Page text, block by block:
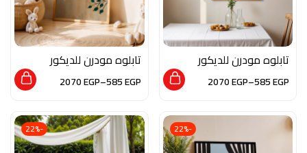
تابلوه مودرن للديكور
من الخشب الطبيعي
والزجاج بلمسة من
585EGP
–
2070EGP
تابلوه مودرن للديكور
من الخشب الطبيعي و
الزجاج بلمسه من الفن
585EGP
–
2070EGP
-22%
-22%